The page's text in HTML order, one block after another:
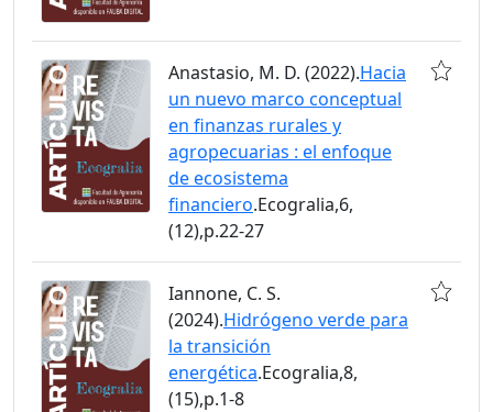
Anastasio, M. D. (2022).Hacia
un nuevo marco conceptual
en finanzas rurales y
agropecuarias : el enfoque
de ecosistema
financiero.Ecogralia,6,
(12),p.22-27
Iannone, C. S.
(2024).Hidrógeno verde para
la transición
energética.Ecogralia,8,
(15),p.1-8